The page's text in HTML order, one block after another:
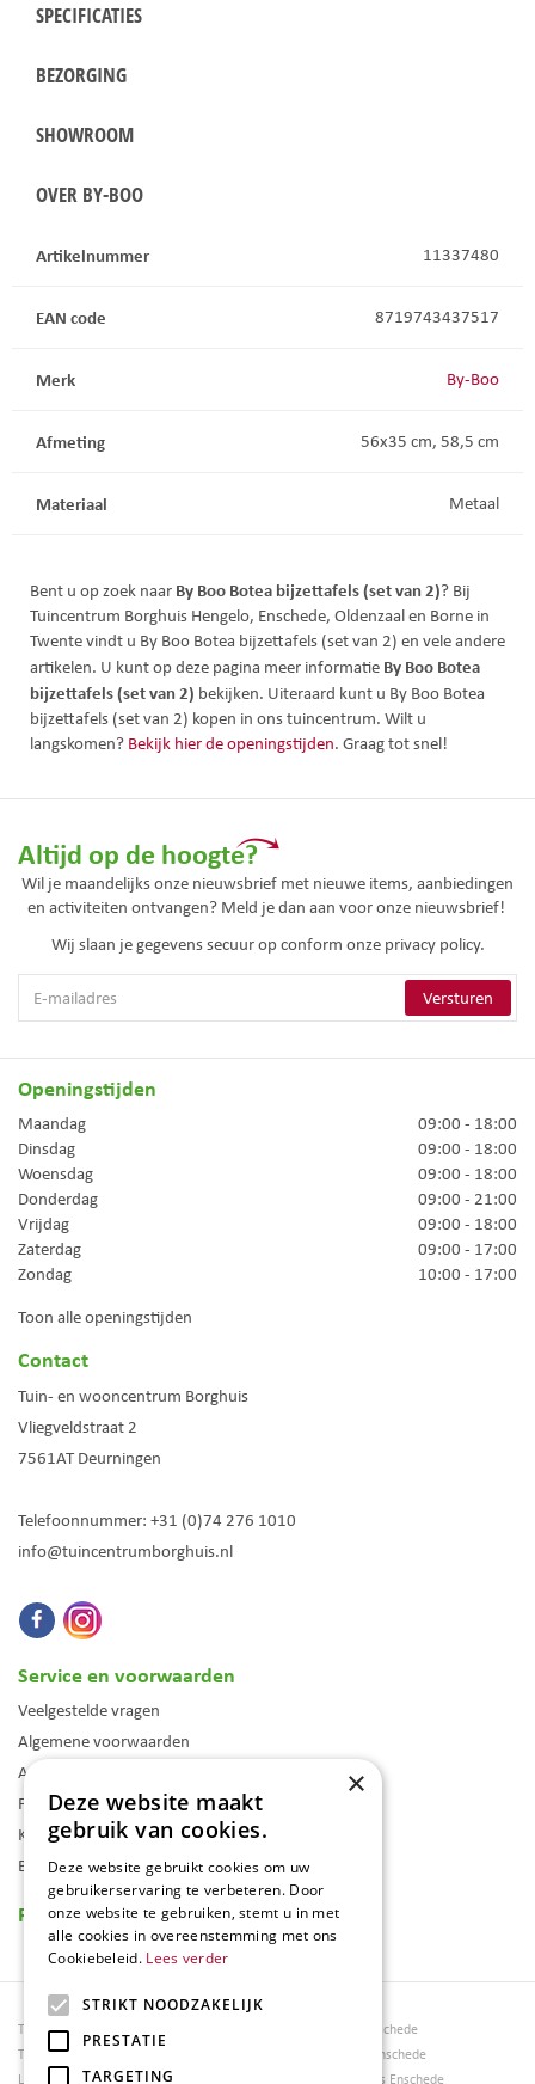
SPECIFICATIES
BEZORGING
SHOWROOM
OVER BY-BOO
Artikelnummer 11337480
EAN code 8719743437517
Merk By-Boo
Afmeting 56x35 cm, 58,5 cm
Materiaal Metaal
Bent u op zoek naar By Boo Botea bijzettafels (set van 2)? Bij
Tuincentrum Borghuis Hengelo, Enschede, Oldenzaal en Borne in
Twente vindt u By Boo Botea bijzettafels (set van 2) en vele andere
artikelen. U kunt op deze pagina meer informatie By Boo Botea
bijzettafels (set van 2) bekijken. Uiteraard kunt u By Boo Botea
bijzettafels (set van 2) kopen in ons tuincentrum. Wilt u
langskomen? Bekijk hier de openingstijden. Graag tot snel!
Altijd op de hoogte?
Wil je maandelijks onze nieuwsbrief met nieuwe items, aanbiedingen
en activiteiten ontvangen? Meld je dan aan voor onze nieuwsbrief!
Wij slaan je gegevens secuur op conform onze privacy policy.
Openingstijden
Maandag
09:00 - 18:00
Dinsdag
09:00 - 18:00
Woensdag
09:00 - 18:00
Donderdag
09:00 - 21:00
Vrijdag
09:00 - 18:00
Zaterdag
09:00 - 17:00
Zondag
10:00 - 17:00
Toon alle openingstijden
Contact
Tuin- en wooncentrum Borghuis
Vliegveldstraat 2
7561AT Deurningen
Telefoonnummer: +31 (0)74 276 1010
info@tuincentrumborghuis.nl
Service en voorwaarden
Veelgestelde vragen
Algemene voorwaarden
Assortiment
Folder
Klantenkaart
Blog
Reviews
Tuincentrum Borghuis
Tuinmeubels
Loungesets
Tuinmeubels Enschede
Tuinmeubelen Enschede
Woonaccessoires Enschede
×
Deze website maakt
gebruik van cookies.
Deze website gebruikt cookies om uw
gebruikerservaring te verbeteren. Door
onze website te gebruiken, stemt u in met
alle cookies in overeenstemming met ons
Cookiebeleid. Lees verder
STRIKT NOODZAKELIJK
PRESTATIE
TARGETING